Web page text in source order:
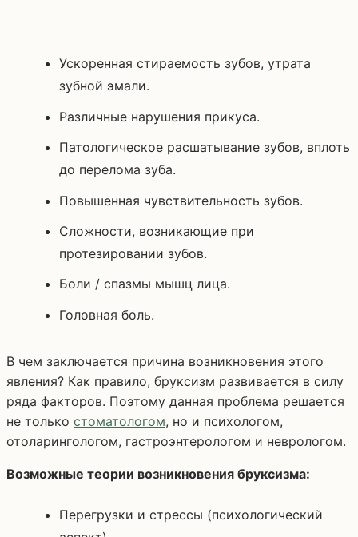
Ускоренная стираемость зубов, утрата
зубной эмали.
Различные нарушения прикуса.
Патологическое расшатывание зубов, вплоть
до перелома зуба.
Повышенная чувствительность зубов.
Сложности, возникающие при
протезировании зубов.
Боли / спазмы мышц лица.
Головная боль.
В чем заключается причина возникновения этого
явления? Как правило, бруксизм развивается в силу
ряда факторов. Поэтому данная проблема решается
не только стоматологом, но и психологом,
отоларингологом, гастроэнтерологом и неврологом.
Возможные теории возникновения бруксизма:
Перегрузки и стрессы (психологический